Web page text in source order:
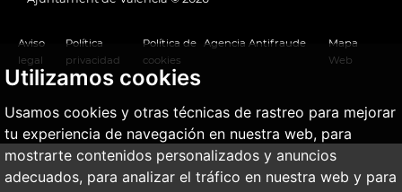
Utilizamos cookies
Usamos cookies y otras técnicas de rastreo para mejorar
tu experiencia de navegación en nuestra web, para
mostrarte contenidos personalizados y anuncios
adecuados, para analizar el tráfico en nuestra web y para
Aviso
legal
Política
privacidad
Política de
cookies
Agencia Antifraude
Mapa
Web